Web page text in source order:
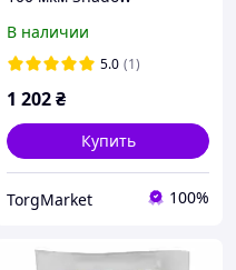
В наличии
5.0 (1)
1 202₴
Купить
TorgMarket 100%